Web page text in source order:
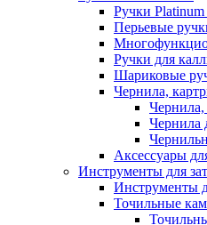
Ручки Platinum
Перьевые
Ручки для
Шариковые
Чернила,
Чернила
Аксессуары
Инструменты для
Инструменты
Точильные